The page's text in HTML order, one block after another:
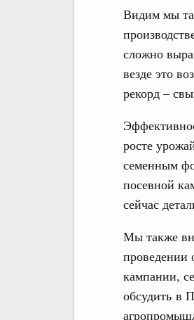
Видим мы
сложно
везде это
рекорд –
росте
семенным
посевной
сейчас
Мы также
проведении
кампании,
обсудить в